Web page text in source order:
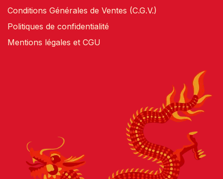
Conditions Générales de Ventes (C.G.V.)
Politiques de confidentialité
Mentions légales et CGU